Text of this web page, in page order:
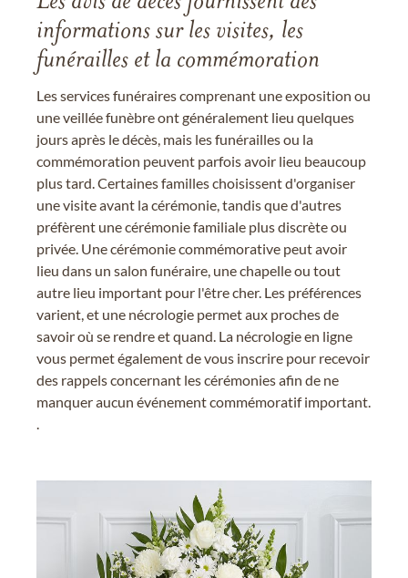
informations sur les visites, les
funérailles et la commémoration
Les services funéraires comprenant une exposition ou
une veillée funèbre ont généralement lieu quelques
jours après le décès, mais les funérailles ou la
commémoration peuvent parfois avoir lieu beaucoup
plus tard. Certaines familles choisissent d'organiser
une visite avant la cérémonie, tandis que d'autres
préfèrent une cérémonie familiale plus discrète ou
privée. Une cérémonie commémorative peut avoir
lieu dans un salon funéraire, une chapelle ou tout
autre lieu important pour l'être cher. Les préférences
varient, et une nécrologie permet aux proches de
savoir où se rendre et quand. La nécrologie en ligne
vous permet également de vous inscrire pour recevoir
des rappels concernant les cérémonies afin de ne
manquer aucun événement commémoratif important.